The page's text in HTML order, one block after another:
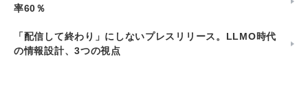
率60％
「配信して終わり」にしないプレスリリース。LLMO時代
の情報設計、3つの視点